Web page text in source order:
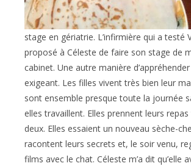
stage en gériatrie. L’infirmière qui a testé
proposé à Céleste de faire son stage de
cabinet. Une autre manière
exigeant. Les filles vivent très bien leur
sont ensemble presque toute la journée
elles travaillent. Elles prennent leurs
deux. Elles essaient un nouveau sèche-
racontent leurs secrets et, le soir venu,
films avec le chat. Céleste m’a dit qu’elle